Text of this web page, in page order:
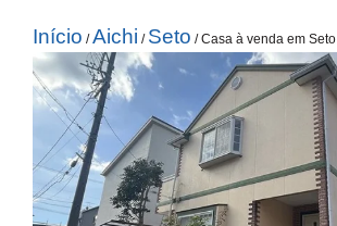
Início /Aichi / Seto / Casa à venda em Seto